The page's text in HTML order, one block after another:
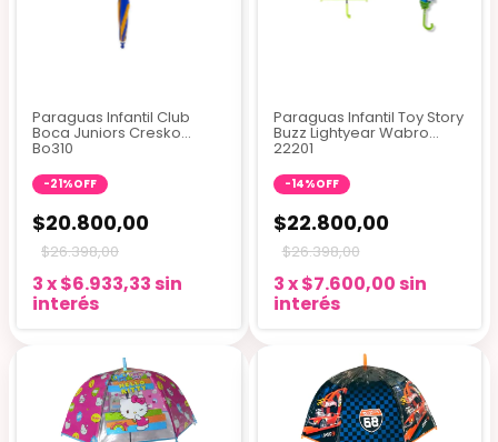
Paraguas Infantil Club
Boca Juniors Cresko
Bo310
-21%OFF
$20.800,00
$26.398,00
3x$6.933,33 sin
interés
Paraguas Infantil Toy Story
Buzz Lightyear Wabro
22201
-14%OFF
$22.800,00
$26.398,00
3x$7.600,00 sin
interés